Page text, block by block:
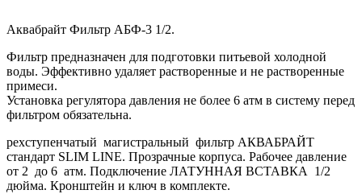
Аквабрайт Фильтр АБФ-3 1/2.
Фильтр предназначен для подготовки питьевой холодной
воды. Эффективно удаляет растворенные и не растворенные
примеси.
Установка регулятора давления не более 6 атм в систему перед
фильтром обязательна.
рехступенчатый магистральный фильтр АКВАБРАЙТ
стандарт SLIM LINE. Прозрачные корпуса. Рабочее давление
от 2 до 6 атм. Подключение ЛАТУННАЯ ВСТАВКА 1/2
дюйма. Кронштейн и ключ в комплекте.